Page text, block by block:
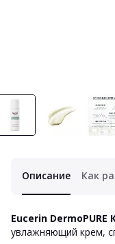
Описание Как
Eucerin
увлажняющий крем,